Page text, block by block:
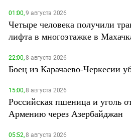
01:00,9 августа 2026
Четыре человека получили
лифта в многоэтажке в
22:00,8 августа 2026
Боец из Карачаево-Черкесии
15:00,8 августа 2026
Российская пшеница и уголь
Армению через Азербайджан
05:52,8 августа 2026